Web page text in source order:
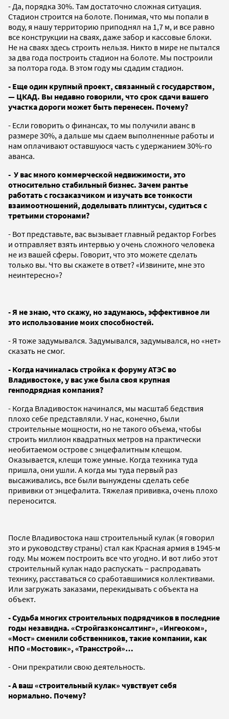
- Да, порядка 30%. Там достаточно сложная ситуация.
Стадион строится на болоте. Понимая, что мы попали в
воду, я нашу территорию приподнял на 1,7 м, и все равно
все конструкции на сваях, даже забор и кассовые блоки.
Не на сваях здесь строить нельзя. Никто в мире не пытался
за два года построить стадион на болоте. Мы построили
за полтора года. В этом году мы сдадим стадион.
- Еще один крупный проект, связанный с государством,
— ЦКАД. Вы недавно говорили, что срок сдачи вашего
участка дороги может быть перенесен. Почему?
- Если говорить о финансах, то мы получили аванс в
размере 30%, а дальше мы сдаем выполненные работы и
нам оплачивают оставшуюся часть с удержанием 30%-го
аванса.
- У вас много коммерческой недвижимости, это
относительно стабильный бизнес. Зачем рантье
работать с госзаказчиком и изучать все тонкости
взаимоотношений, доделывать плинтусы, судиться с
третьими сторонами?
- Вот представьте, вас вызывает главный редактор Forbes
и отправляет взять интервью у очень сложного человека
не из вашей сферы. Говорит, что это можете сделать
только вы. Что вы скажете в ответ? «Извините, мне это
неинтересно»?
- Я не знаю, что скажу, но задумаюсь, эффективное ли
это использование моих способностей.
- Я тоже задумывался. Задумывался, задумывался, но «нет»
сказать не смог.
- Когда начиналась стройка к форуму АТЭС во
Владивостоке, у вас уже была своя крупная
генподрядная компания?
- Когда Владивосток начинался, мы масштаб бедствия
плохо себе представляли. У нас, конечно, были
строительные мощности, но не такого объема, чтобы
строить миллион квадратных метров на практически
необитаемом острове с энцефалитным клещом.
Оказывается, клещи тоже умные. Когда техника туда
пришла, они ушли. А когда мы туда первый раз
высаживались, все были вынуждены сделать себе
прививки от энцефалита. Тяжелая прививка, очень плохо
переносится.
После Владивостока наш строительный кулак (я говорил
это и руководству страны) стал как Красная армия в 1945-м
году. Мы можем построить все что угодно. И вот либо этот
строительный кулак надо распускать – распродавать
технику, расставаться со сработавшимися коллективами.
Или загружать заказами, перекидывать с объекта на
объект.
- Судьба многих строительных подрядчиков в последние
годы незавидна. «Стройгазконсалтинг», «Ингеоком»,
«Мост» сменили собственников, такие компании, как
НПО «Мостовик», «Трансстрой»…
- Они прекратили свою деятельность.
- А ваш «строительный кулак» чувствует себя
нормально. Почему?